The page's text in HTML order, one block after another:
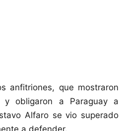
anfitriones, que mostraron
obligaron a Paraguay a
Alfaro se vio superado